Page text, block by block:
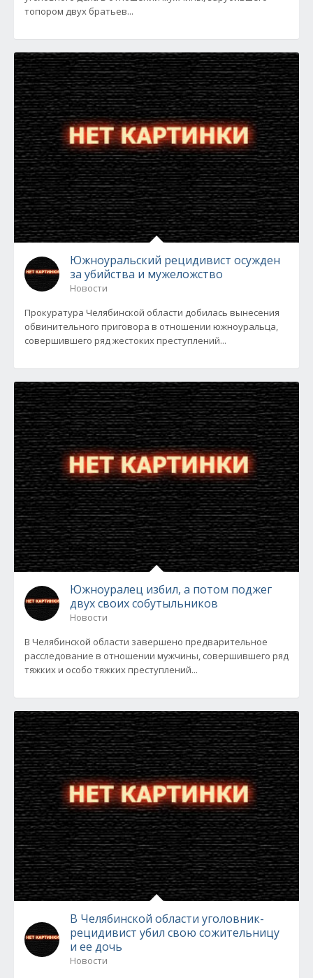
топором двух братьев...
Южноуральский рецидивист осужден
за убийства и мужеложство
Новости
Прокуратура Челябинской области добилась вынесения
обвинительного приговора в отношении южноуральца,
совершившего ряд жестоких преступлений...
Южноуралец избил, а потом поджег
двух своих собутыльников
Новости
В Челябинской области завершено предварительное
расследование в отношении мужчины, совершившего ряд
тяжких и особо тяжких преступлений...
В Челябинской области уголовник-
рецидивист убил свою сожительницу
и ее дочь
Новости